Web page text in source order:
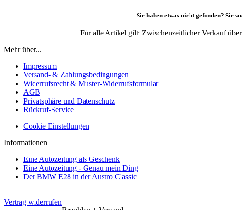
Sie haben etwas nicht gefunden? Sie
Für alle Artikel gilt: Zwischenzeitlicher Verkauf
Mehr über...
Impressum
Versand- & Zahlungsbedingungen
Widerrufsrecht & Muster-Widerrufsformular
AGB
Privatsphäre und Datenschutz
Rückruf-Service
Cookie Einstellungen
Informationen
Eine Autozeitung als Geschenk
Eine Autozeitung - Genau mein Ding
Der BMW E28 in der Austro Classic
Vertrag widerrufen